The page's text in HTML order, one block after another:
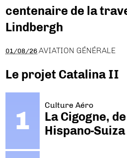
centenaire de la
Lindbergh
01/08/26 AVIATION GÉNÉRALE
Le projet Catalina II
Culture Aéro
La Cigogne,
Hispano-Suiza